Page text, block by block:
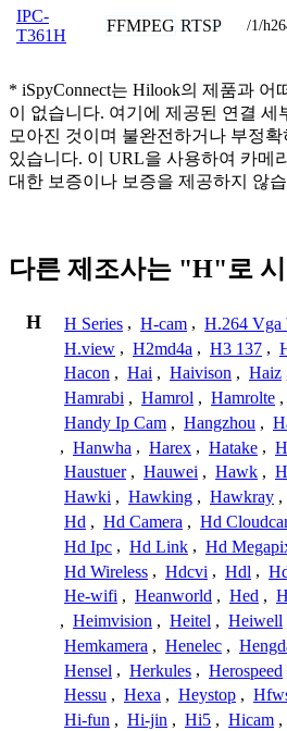
IPC-
T361H
FFMPEG RTSP /1/
* iSpyConnect는 Hilook의 제품과 어
이 없습니다. 여기에 제공된 연결 세
모아진 것이며 불완전하거나 부정
있습니다. 이 URL을 사용하여 카메
대한 보증이나 보증을 제공하지 않
다른 제조사는 "H"로
H H Series , H-cam , H.264 Vga
H.view , H2md4a , H3 137 ,
Hacon , Hai , Haivison , Haiz
Hamrabi , Hamrol , Hamrolte ,
Handy Ip Cam , Hangzhou ,
, Hanwha , Harex , Hatake ,
Haustuer , Hauwei , Hawk ,
Hawki , Hawking , Hawkray ,
Hd , Hd Camera , Hd
Hd Ipc , Hd Link , Hd
Hd Wireless , Hdcvi , Hdl ,
He-wifi , Heanworld , Hed ,
, Heimvision , Heitel , Heiwell
Hemkamera , Henelec ,
Hensel , Herkules , Herospeed
Hessu , Hexa , Heystop ,
Hi-fun , Hi-jin , Hi5 , Hicam ,